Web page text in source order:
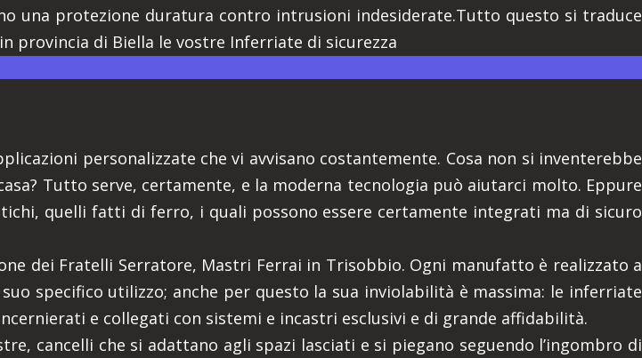
una protezione duratura contro intrusioni indesiderate.Tutto questo si traduce
provincia di Biella le vostre Inferriate di sicurezza
personalizzate che vi avvisano costantemente. Cosa non si inventerebbe
Tutto serve, certamente, e la moderna tecnologia può aiutarci molto. Eppure
quelli fatti di ferro, i quali possono essere certamente integrati ma di sicuro
dei Fratelli Serratore, Mastri Ferrai in Trisobbio. Ogni manufatto è realizzato a
specifico utilizzo; anche per questo la sua inviolabilità è massima: le inferriate
e collegati con sistemi e incastri esclusivi e di grande affidabilità.
cancelli che si adattano agli spazi lasciati e si piegano seguendo l’ingombro di